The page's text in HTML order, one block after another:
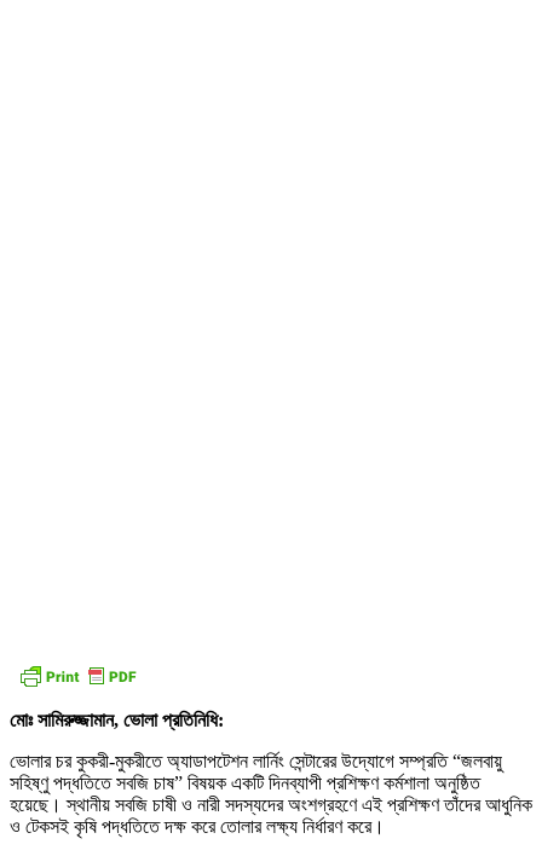
মোঃ সামিরুজ্জামান, ভোলা প্রতিনিধি:
ভোলার চর কুকরী-মুকরীতে অ্যাডাপটেশন লার্নিং সেন্টারের উদ্যোগে সম্প্রতি “জলবায়ু
সহিষ্ণু পদ্ধতিতে সবজি চাষ” বিষয়ক একটি দিনব্যাপী প্রশিক্ষণ কর্মশালা অনুষ্ঠিত
হয়েছে। স্থানীয় সবজি চাষী ও নারী সদস্যদের অংশগ্রহণে এই প্রশিক্ষণ তাঁদের আধুনিক
ও টেকসই কৃষি পদ্ধতিতে দক্ষ করে তোলার লক্ষ্য নির্ধারণ করে।